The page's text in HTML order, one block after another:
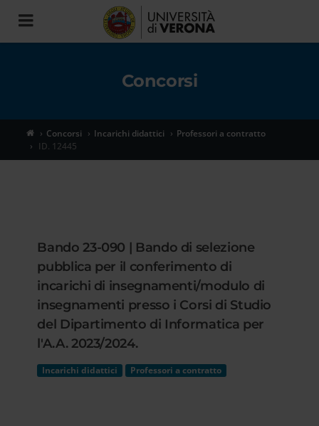
Toggle
navigation
Concorsi
Concorsi Incarichi didattici
Professori a contratto
ID. 12445
Bando 23-090 | Bando di selezione
pubblica per il conferimento di
incarichi di insegnamenti/modulo di
insegnamenti presso i Corsi di Studio
del Dipartimento di Informatica per
l'A.A. 2023/2024.
Incarichi didattici Professori a contratto